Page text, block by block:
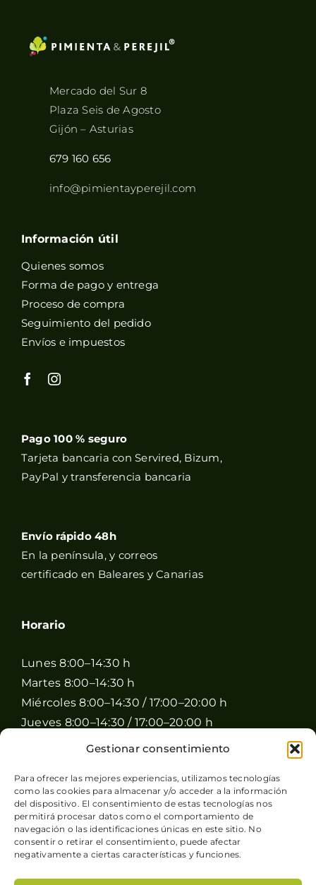
Gestionar consentimiento
Para ofrecer las mejores experiencias, utilizamos tecnologías
como las cookies para almacenar y/o acceder a la información
del dispositivo. El consentimiento de estas tecnologías nos
permitirá procesar datos como el comportamiento de
navegación o las identificaciones únicas en este sitio. No
consentir o retirar el consentimiento, puede afectar
negativamente a ciertas características y funciones.
Mercado del Sur 8
Plaza Seis de Agosto
Gijón – Asturias
679 160 656
info@pimientayperejil.com
Información útil
Quienes somos
Forma de pago y entrega
Proceso de compra
Seguimiento del pedido
Envíos e impuestos
Pago 100 % seguro
Tarjeta bancaria con Servired, Bizum,
PayPal y transferencia bancaria
Envío rápido 48h
En la península, y correos
certificado en Baleares y Canarias
Horario
Lunes 8:00–14:30 h
Martes 8:00–14:30 h
Miércoles 8:00–14:30 / 17:00–20:00 h
Jueves 8:00–14:30 / 17:00–20:00 h
Viernes 8:00–14:30 / 17:00–20:00 h
Domingo Cerrado